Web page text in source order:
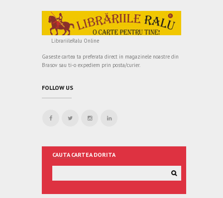
LibrariileRalu Online
Gaseste cartea ta preferata direct in magazinele noastre din
Brasov sau ti-o expediem prin posta/curier.
FOLLOW US
CAUTA CARTEA DORITA